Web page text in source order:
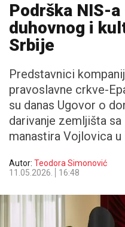
Podrška NIS-
duhovnog i
Srbije
Predstavnici
pravoslavne crkve-
su danas Ugovor o
darivanje zemljišta
manastira Vojlovica u
Autor: Teodora Simonović
11.05.2026.
16:48